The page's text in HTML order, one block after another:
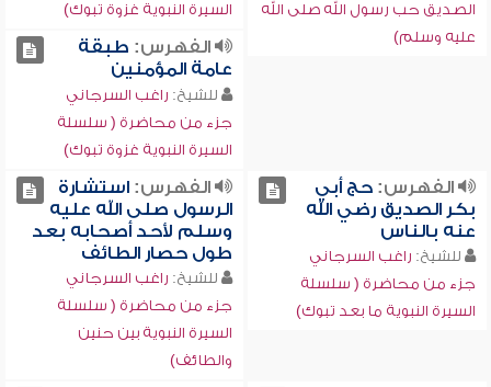
الصديق حب رسول الله صلى الله
عليه وسلم)
السيرة النبوية غزوة تبوك)
الفهرس: طبقة
عامة المؤمنين
للشيخ: راغب السرجاني
جزء من محاضرة ( سلسلة
السيرة النبوية غزوة تبوك)
الفهرس:حج أبي
بكر الصديق رضي الله
عنه بالناس
للشيخ: راغب السرجاني
جزء من محاضرة ( سلسلة
السيرة النبوية ما بعد تبوك)
الفهرس:استشارة
الرسول صلى الله عليه
وسلم لأحد أصحابه بعد
طول حصار الطائف
للشيخ: راغب السرجاني
جزء من محاضرة ( سلسلة
السيرة النبوية بين حنين
والطائف)